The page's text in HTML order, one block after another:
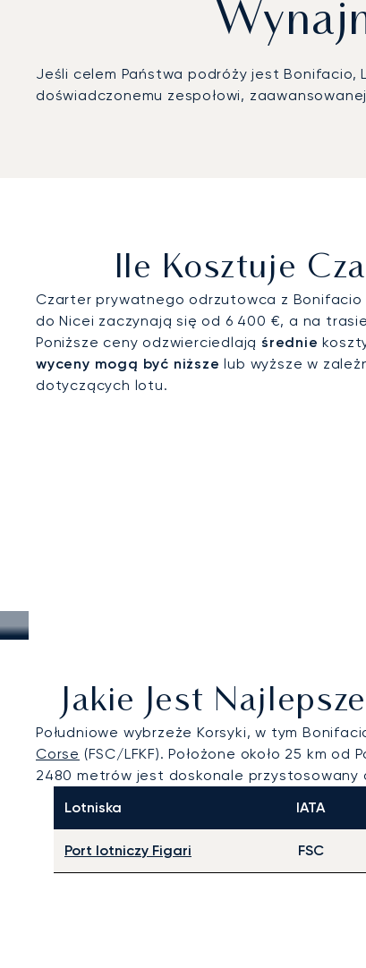
Jeśli celem Państwa podróży jest Bonifacio,
doświadczonemu zespołowi,
Ile Kosztuje
Czarter prywatnego odrzutowca z
do Nicei zaczynają się od 6 400 €, a na
Poniższe ceny odzwierciedlają średnie
wyceny mogą być niższe lub wyższe w
dotyczących lotu.
Jakie Jest
Południowe wybrzeże Korsyki, w tym
Corse (FSC/LFKF). Położone około 25 km
2480 metrów jest doskonale przystosowany
Lotniska
IATA
Port lotniczy Figari FSC